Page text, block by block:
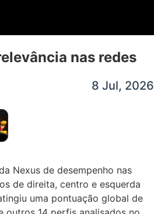
nas redes
8 Jul, 2026
Nexus de desempenho nas
de direita, centro e esquerda
uma pontuação global de